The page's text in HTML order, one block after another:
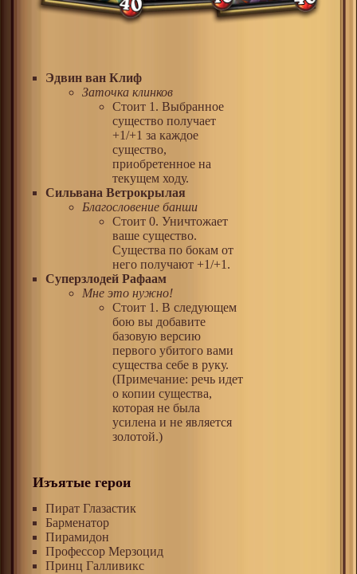
Эдвин ван Клиф
Заточка клинков
Стоит 1. Выбранное
существо получает
+1/+1 за каждое
существо,
приобретенное на
текущем ходу.
Сильвана Ветрокрылая
Благословение банши
Стоит 0. Уничтожает
ваше существо.
Существа по бокам от
него получают +1/+1.
Суперзлодей Рафаам
Мне это нужно!
Стоит 1. В следующем
бою вы добавите
базовую версию
первого убитого вами
существа себе в руку.
(Примечание: речь идет
о копии существа,
которая не была
усилена и не является
золотой.)
Изъятые герои
Пират Глазастик
Барменатор
Пирамидон
Профессор Мерзоцид
Принц Галливикс